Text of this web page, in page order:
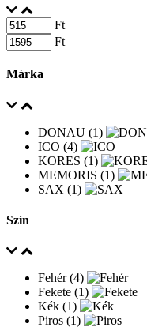
Ft
Ft
Márka
DONAU (1)
ICO (4)
KORES (1)
MEMORIS (1)
SAX (1)
Szín
Fehér (4)
Fekete (1)
Kék (1)
Piros (1)